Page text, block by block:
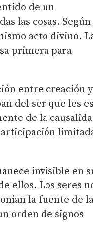
de un
las cosas. Según
acto divino.
primera para
entre creación y
del ser que les es
de la
invisible en
ellos. Los seres
la fuente de la
orden de signos